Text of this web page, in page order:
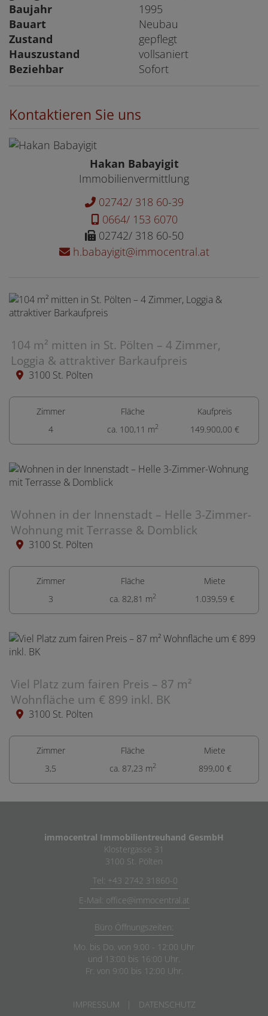
Baujahr
1995
Bauart
Neubau
Zustand
gepflegt
Hauszustand
vollsaniert
Beziehbar
Sofort
Kontaktieren Sie uns
Hakan Babayigit
Immobilienvermittlung
02742/ 318 60-39
0664/ 153 6070
02742/ 318 60-50
h.babayigit@immocentral.at
104 m² mitten in St. Pölten – 4 Zimmer,
Loggia & attraktiver Barkaufpreis
3100 St. Pölten
Zimmer
4
Fläche
ca. 100,11 m2
Kaufpreis
149.900,00 €
Wohnen in der Innenstadt – Helle 3-Zimmer-
Wohnung mit Terrasse & Domblick
3100 St. Pölten
Zimmer
3
Fläche
ca. 82,81 m2
Miete
1.039,59 €
Viel Platz zum fairen Preis – 87 m²
Wohnfläche um € 899 inkl. BK
3100 St. Pölten
Zimmer
3,5
Fläche
ca. 87,23 m2
Miete
899,00 €
immocentral Immobilientreuhand GesmbH
Klostergasse 31
3100 St. Pölten
Tel: +43 2742 31860-0
E-Mail: office@immocentral.at
Büro Öffnungszeiten:
Mo. bis Do. von 9:00 - 12:00 Uhr
und 13:00 bis 16:00 Uhr.
Fr. von 9:00 bis 12:00 Uhr.
IMPRESSUM DATENSCHUTZ